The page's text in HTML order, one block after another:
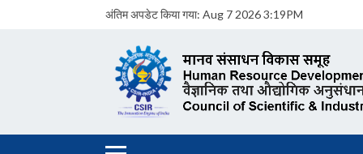
अंतिम अपडेट किया गया: Aug 7 2026 3:19PM